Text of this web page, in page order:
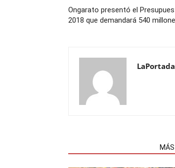
Ongarato presentó el
2018 que demandará 540
LaPortada